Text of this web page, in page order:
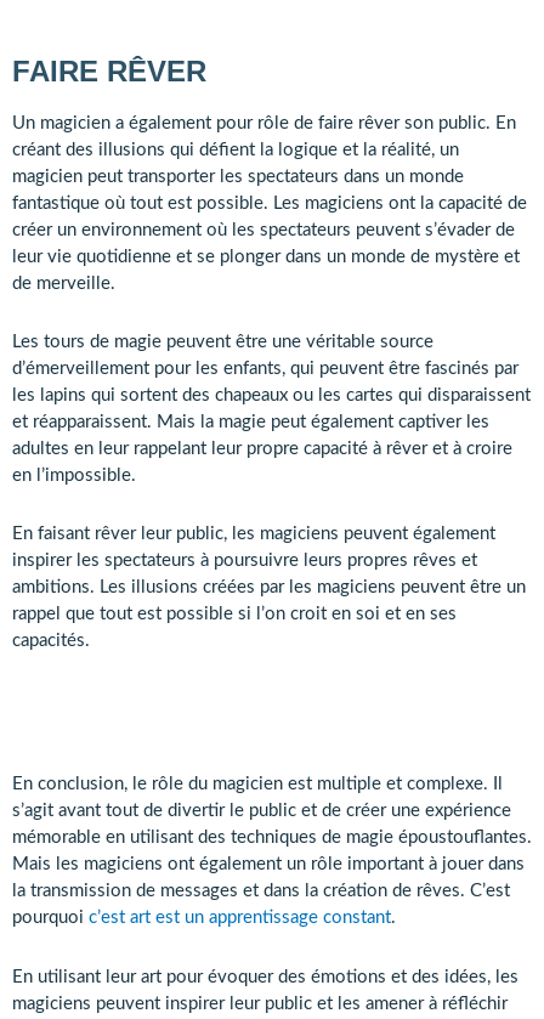
FAIRE RÊVER
Un magicien a également pour rôle de faire rêver son public. En
créant des illusions qui défient la logique et la réalité, un
magicien peut transporter les spectateurs dans un monde
fantastique où tout est possible. Les magiciens ont la capacité de
créer un environnement où les spectateurs peuvent s’évader de
leur vie quotidienne et se plonger dans un monde de mystère et
de merveille.
Les tours de magie peuvent être une véritable source
d’émerveillement pour les enfants, qui peuvent être fascinés par
les lapins qui sortent des chapeaux ou les cartes qui disparaissent
et réapparaissent. Mais la magie peut également captiver les
adultes en leur rappelant leur propre capacité à rêver et à croire
en l’impossible.
En faisant rêver leur public, les magiciens peuvent également
inspirer les spectateurs à poursuivre leurs propres rêves et
ambitions. Les illusions créées par les magiciens peuvent être un
rappel que tout est possible si l’on croit en soi et en ses
capacités.
En conclusion, le rôle du magicien est multiple et complexe. Il
s’agit avant tout de divertir le public et de créer une expérience
mémorable en utilisant des techniques de magie époustouflantes.
Mais les magiciens ont également un rôle important à jouer dans
la transmission de messages et dans la création de rêves. C’est
pourquoi c’est art est un apprentissage constant.
En utilisant leur art pour évoquer des émotions et des idées, les
magiciens peuvent inspirer leur public et les amener à réfléchir